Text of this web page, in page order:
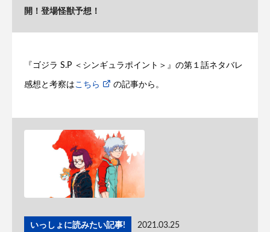
開！登場怪獣予想！
『ゴジラ S.P ＜シンギュラポイント＞』の第１話ネタバレ
感想と考察はこちら の記事から。
いっしょに読みたい記事! 2021.03.25